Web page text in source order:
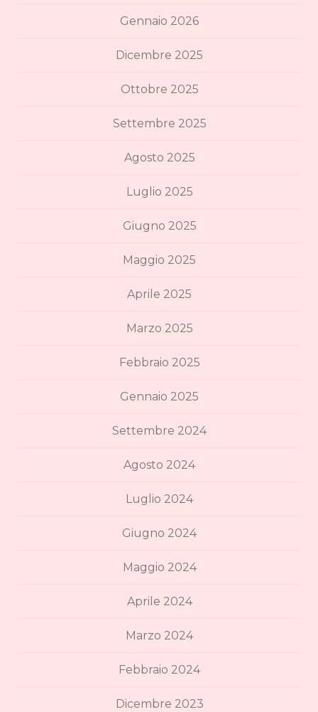
Gennaio 2026
Dicembre 2025
Ottobre 2025
Settembre 2025
Agosto 2025
Luglio 2025
Giugno 2025
Maggio 2025
Aprile 2025
Marzo 2025
Febbraio 2025
Gennaio 2025
Settembre 2024
Agosto 2024
Luglio 2024
Giugno 2024
Maggio 2024
Aprile 2024
Marzo 2024
Febbraio 2024
Dicembre 2023